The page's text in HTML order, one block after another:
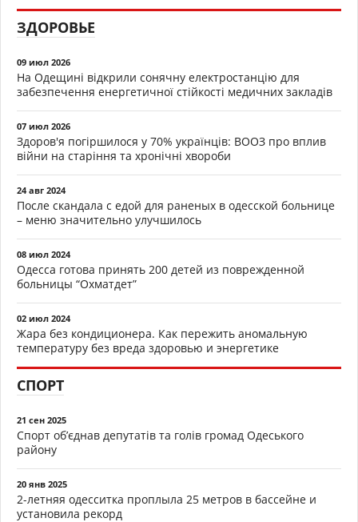
ЗДОРОВЬЕ
09 июл 2026
На Одещині відкрили сонячну електростанцію для
забезпечення енергетичної стійкості медичних закладів
07 июл 2026
Здоров'я погіршилося у 70% українців: ВООЗ про вплив
війни на старіння та хронічні хвороби
24 авг 2024
После скандала с едой для раненых в одесской больнице
– меню значительно улучшилось
08 июл 2024
Одесса готова принять 200 детей из поврежденной
больницы “Охматдет”
02 июл 2024
Жара без кондиционера. Как пережить аномальную
температуру без вреда здоровью и энергетике
СПОРТ
21 сен 2025
Спорт об’єднав депутатів та голів громад Одеського
району
20 янв 2025
2-летняя одесситка проплыла 25 метров в бассейне и
установила рекорд